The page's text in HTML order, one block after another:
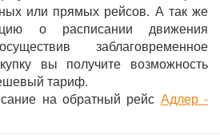
или прямых рейсов. А так же
о расписании движения
заблаговременное
вы получите возможность
тариф.
на обратный рейс Адлер -